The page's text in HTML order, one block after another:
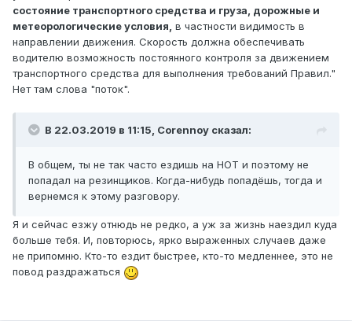
состояние транспортного средства и груза, дорожные и
метеорологические условия, в частности видимость в
направлении движения. Скорость должна обеспечивать
водителю возможность постоянного контроля за движением
транспортного средства для выполнения требований Правил."
Нет там слова "поток".
В 22.03.2019 в 11:15, Corennoy сказал:
В общем, ты не так часто ездишь на НОТ и поэтому не
попадал на резинщиков. Когда-нибудь попадёшь, тогда и
вернемся к этому разговору.
Я и сейчас езжу отнюдь не редко, а уж за жизнь наездил куда
больше тебя. И, повторюсь, ярко выраженных случаев даже
не припомню. Кто-то ездит быстрее, кто-то медленнее, это не
повод раздражаться